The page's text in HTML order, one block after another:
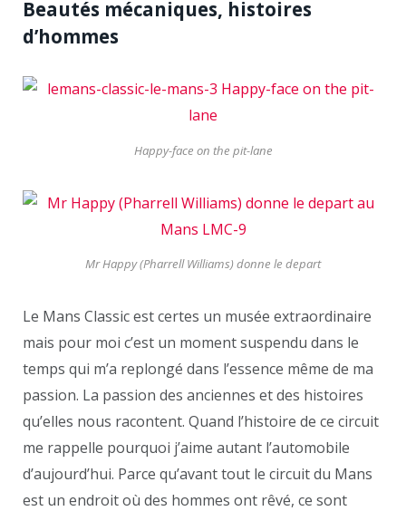
Beautés mécaniques, histoires
d’hommes
Happy-face on the pit-lane
Mr Happy (Pharrell Williams) donne le depart
Le Mans Classic est certes un musée extraordinaire
mais pour moi c’est un moment suspendu dans le
temps qui m’a replongé dans l’essence même de ma
passion. La passion des anciennes et des histoires
qu’elles nous racontent. Quand l’histoire de ce circuit
me rappelle pourquoi j’aime autant l’automobile
d’aujourd’hui. Parce qu’avant tout le circuit du Mans
est un endroit où des hommes ont rêvé, ce sont